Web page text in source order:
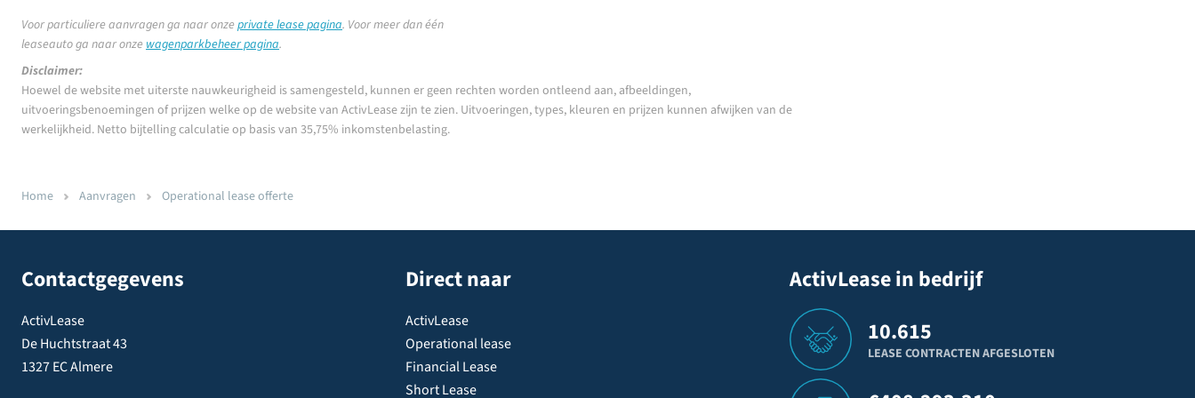
Voor particuliere aanvragen ga naar onzeprivate lease pagina. Voor meer dan één
leaseauto ga naar onzewagenparkbeheer pagina.
Disclaimer:
Hoewel de website met uiterste nauwkeurigheid is samengesteld, kunnen er geen rechten worden ontleend aan, afbeeldingen,
uitvoeringsbenoemingen of prijzen welke op de website van ActivLease zijn te zien. Uitvoeringen, types, kleuren en prijzen kunnen afwijken van de
werkelijkheid. Netto bijtelling calculatie op basis van 35,75% inkomstenbelasting.
Home Aanvragen Operational lease offerte
Contactgegevens
ActivLease
De Huchtstraat 43
1327 EC Almere
Direct naar
ActivLease
Operational lease
Financial Lease
Short Lease
ActivLease in bedrijf
10.615
LEASE CONTRACTEN AFGESLOTEN